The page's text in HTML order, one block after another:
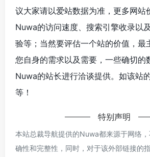
议大家请以爱站数据为准，更多网站
Nuwa的访问速度、搜索引擎收录以
验等；当然要评估一个站的价值，最
您自身的需求以及需要，一些确切的
Nuwa的站长进行洽谈提供。如该站
等！
特别声明
本站总裁导航提供的Nuwa都来源于网络
确性和完整性，同时，对于该外部链接的